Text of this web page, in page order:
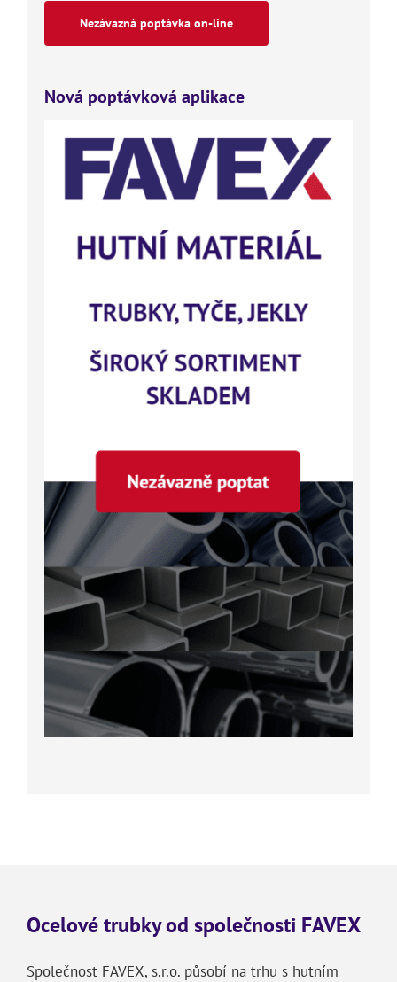
Nezávazná poptávka on-line
Nová poptávková aplikace
Ocelové trubky od společnosti FAVEX
Společnost FAVEX, s.r.o. působí na trhu s hutním